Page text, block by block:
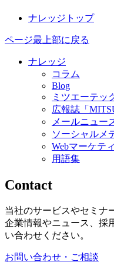
ナレッジトップ
ページ最上部に戻る
ナレッジ
コラム
Blog
ミツエーテッ
広報誌「
メールニュー
ソーシャルメ
Webマーケテ
用語集
Contact
当社のサービスやセミナ
企業情報やニュース、採
い合わせください。
お問い合わせ・ご相談